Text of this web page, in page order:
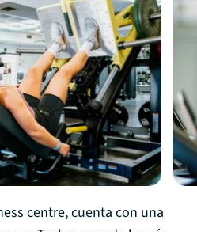
centre, cuenta con una